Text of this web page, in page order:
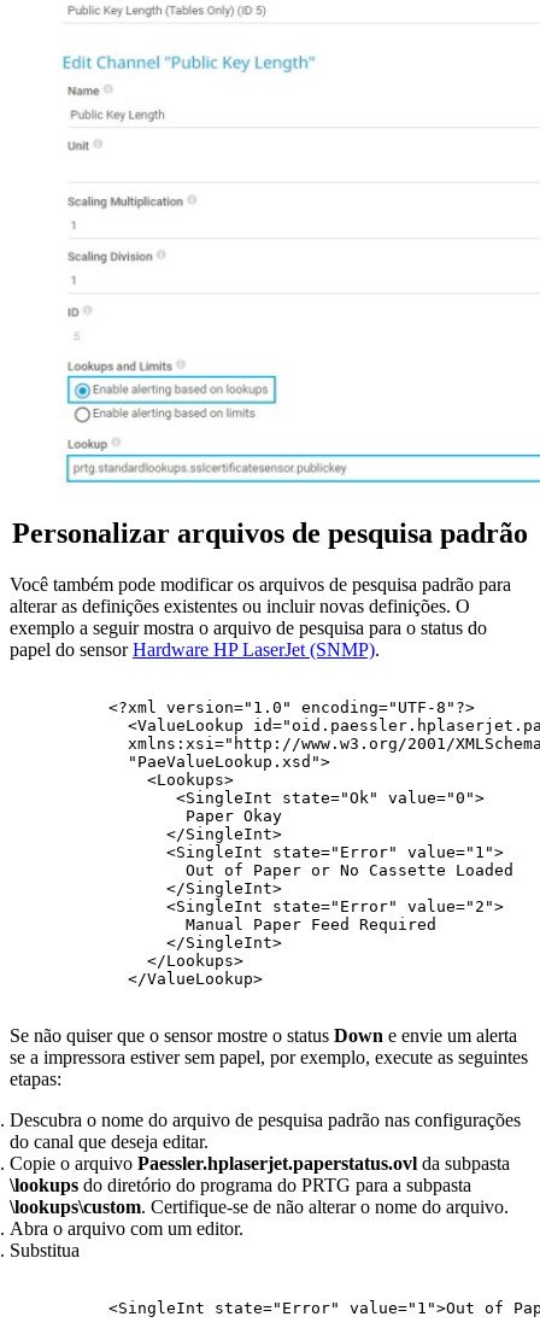
Personalizar arquivos de pesquisa padrão
Você também pode modificar os arquivos de pesquisa padrão para
alterar as definições existentes ou incluir novas definições. O
exemplo a seguir mostra o arquivo de pesquisa para o status do
papel do sensorHardware HP LaserJet (SNMP).
<?xml version="1.0" encoding="UTF-8"?>
<ValueLookup
xmlns:xsi="http://www.w3.org/2001/
  "PaeValueLookup.xsd">
<Lookups>
<SingleInt state="Ok" value="0">
Paper Okay
</SingleInt>
<SingleInt state="Error" value="1">
Out of Paper or No Cassette Loaded
</SingleInt>
<SingleInt state="Error" value="2">
Manual Paper Feed Required
</SingleInt>
</Lookups>
  </ValueLookup>
Se não quiser que o sensor mostre o status Down e envie um alerta
se a impressora estiver sem papel, por exemplo, execute as seguintes
etapas:
Descubra o nome do arquivo de pesquisa padrão nas configurações
do canal que deseja editar.
Copie o arquivo Paessler.hplaserjet.paperstatus.ovl da subpasta
\lookups do diretório do programa do PRTG para a subpasta
\lookups\custom. Certifique-se de não alterar o nome do arquivo.
Abra o arquivo com um editor.
Substitua
<SingleInt state="Error" value="1">Out of